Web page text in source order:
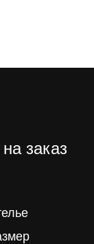
заказ